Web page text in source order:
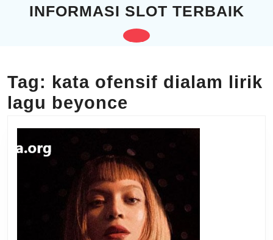
INFORMASI SLOT TERBAIK
Open
Tag: kata ofensif dialam lirik
lagu beyonce